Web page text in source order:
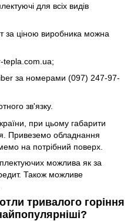
для всіх видів
за ціною виробника можна
tepla.com.ua;
за номерами (097) 247-97-
зв'язку.
при цьому габарити
Привеземо обладнання
на потрібний поверх.
можлива як за
Також можливе
тривалого горіння